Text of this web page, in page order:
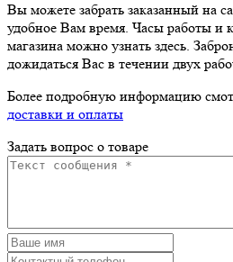
Вы можете забрать заказанный на
удобное Вам время. Часы работы и
магазина можно узнать здесь.
дожидаться Вас в течении двух
Более подробную информацию
доставки и оплаты
Задать вопрос о товаре